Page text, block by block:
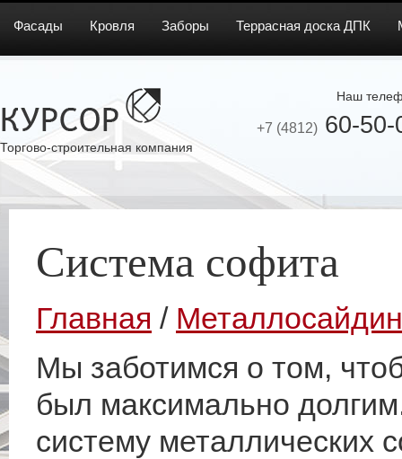
Фасады Кровля Заборы Террасная доска ДПК
Торгово-строительная компания
Наш
+7 (4812) 60-50-
Система софита
Главная /
Мы заботимся о том,
был максимально
систему металлических